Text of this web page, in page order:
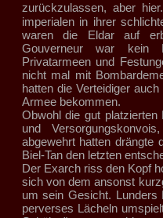
zurückzulassen, aber
imperialen in ihrer
waren die Eldar auf
Gouverneur war kein
Privatarmeen und
nicht mal mit
hatten die Verteidiger
Armee bekommen.
Obwohl die gut platzierten
und
abgewehrt hatten drängte
Biel-Tan den letzten
Der Exarch riss den Kopf
sich von dem ansonst
um sein Gesicht.
perverses Lächeln